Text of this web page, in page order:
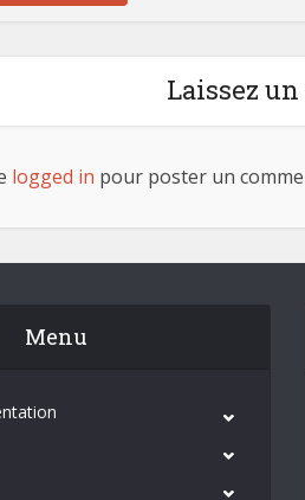
Laissez
logged in pour poster un
Menu